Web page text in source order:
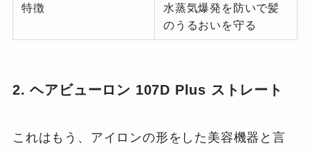
特徴
水蒸気爆発を防いで髪
のうるおいを守る
2. ヘアビューロン 107D Plus ストレート
これはもう、アイロンの形をした美容機器と言